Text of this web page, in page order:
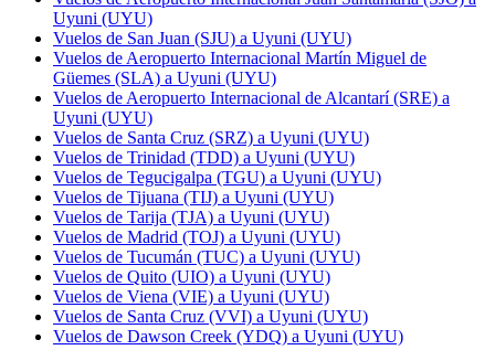
Uyuni (UYU)
Vuelos de San Juan (SJU) a Uyuni (UYU)
Vuelos de Aeropuerto Internacional Martín Miguel de
Güemes (SLA) a Uyuni (UYU)
Vuelos de Aeropuerto Internacional de Alcantarí (SRE) a
Uyuni (UYU)
Vuelos de Santa Cruz (SRZ) a Uyuni (UYU)
Vuelos de Trinidad (TDD) a Uyuni (UYU)
Vuelos de Tegucigalpa (TGU) a Uyuni (UYU)
Vuelos de Tijuana (TIJ) a Uyuni (UYU)
Vuelos de Tarija (TJA) a Uyuni (UYU)
Vuelos de Madrid (TOJ) a Uyuni (UYU)
Vuelos de Tucumán (TUC) a Uyuni (UYU)
Vuelos de Quito (UIO) a Uyuni (UYU)
Vuelos de Viena (VIE) a Uyuni (UYU)
Vuelos de Santa Cruz (VVI) a Uyuni (UYU)
Vuelos de Dawson Creek (YDQ) a Uyuni (UYU)